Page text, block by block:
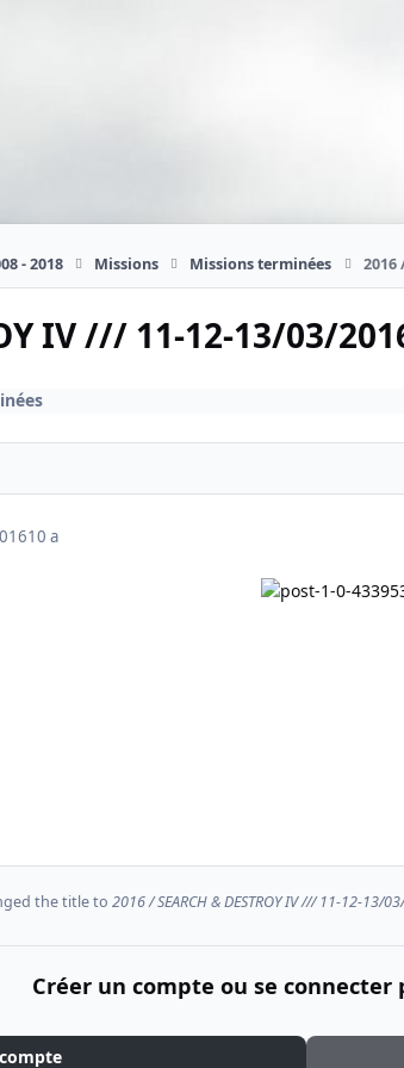
- 2018 Missions Missions terminées 2016
IV /// 11-12-13/03/
10 a
the title to 2016 / SEARCH & DESTROY IV /// 11-12-13/
Créer un compte ou se